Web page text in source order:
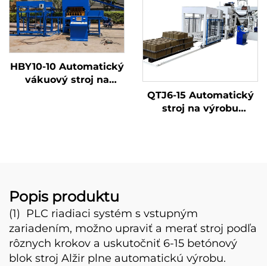
a dutých tvárnic s
cenou priamo z výroby
HBY10-10 Automatický
vákuový stroj na
QTJ6-15 Automatický
stroj na výrobu
Popis produktu
(1)
PLC riadiaci systém s vstupným
zariadením, možno upraviť a merať stroj podľa
rôznych krokov a uskutočniť 6-15 betónový
blok stroj Alžir plne automatickú výrobu.